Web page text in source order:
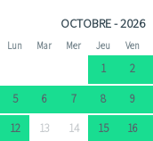
OCTOBRE - 2026
Lun Mar Mer Jeu Ven
1 2
5
6 7 8 9
12
13 14 15 16